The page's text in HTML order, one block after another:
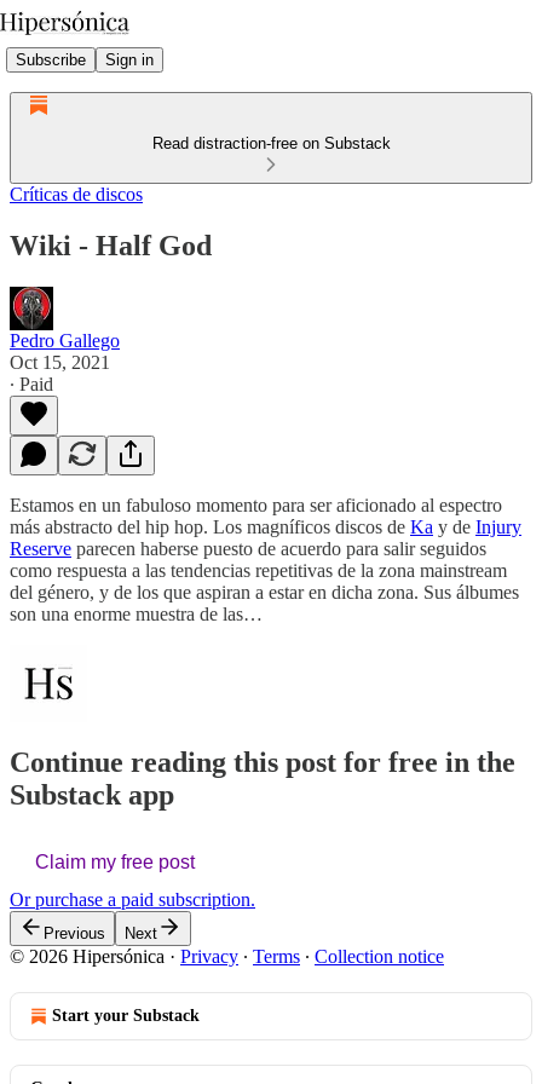
Subscribe Sign in
Read distraction-free on Substack
Críticas de discos
Wiki - Half God
Pedro Gallego
Oct 15, 2021
∙ Paid
Estamos en un fabuloso momento para ser aficionado al espectro
más abstracto del hip hop. Los magníficos discos de Ka y de Injury
Reserve parecen haberse puesto de acuerdo para salir seguidos
como respuesta a las tendencias repetitivas de la zona mainstream
del género, y de los que aspiran a estar en dicha zona. Sus álbumes
son una enorme muestra de las…
Continue reading this post for free in the
Substack app
Claim my free post
Or purchase a paid subscription.
Previous Next
© 2026 Hipersónica · Privacy ∙ Terms ∙ Collection notice
Start your Substack